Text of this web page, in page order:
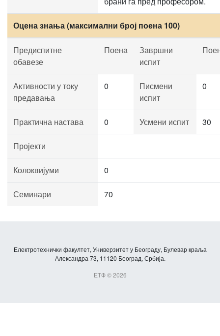
Оцена знања (максимални број поена 100)
Предиспитне
обавезе
Поена
Завршни
испит
Активности у току
предавања
0
Писмени
испит
0
Практична настава 0 Усмени испит 30
Пројекти
Колоквијуми 0
Семинари 70
Електротехнички факултет, Универзитет у Београду, Булевар краља
Александра 73, 11120 Београд, Србија.
ЕТФ © 2026